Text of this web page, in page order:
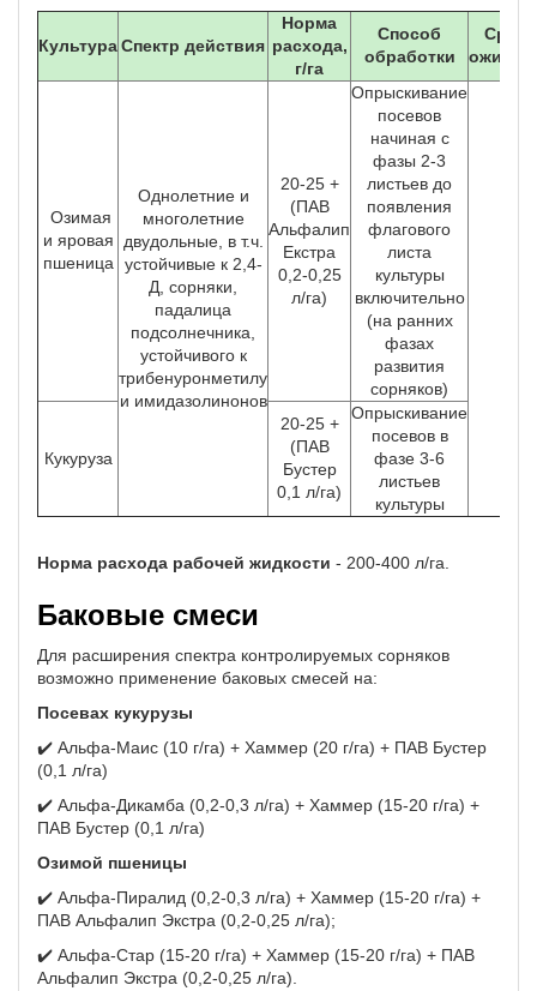
КультураСпектр действия
Норма
расхода,
г/га
Способ
обработки
Сроки
Озимая
и яровая
пшеница
Однолетние и
многолетние
двудольные, в т.ч.
устойчивые к 2,4-
Д, сорняки,
падалица
подсолнечника,
устойчивого к
трибенуронметилу
и имидазолинонов
20-25 +
(ПАВ
Альфалип
Екстра
0,2-0,25
л/га)
Опрыскивание
посевов
начиная с
фазы 2-3
листьев до
появления
флагового
листа
культуры
включительно
(на ранних
фазах
развития
сорняков)
Кукуруза
20-25 +
(ПАВ
Бустер
0,1 л/га)
Опрыскивание
посевов в
фазе 3-6
листьев
культуры
Норма расхода рабочей жидкости - 200-400 л/га.
Баковые смеси
Для расширения спектра контролируемых сорняков
возможно применение баковых смесей на:
Посевах кукурузы
✔️ Альфа-Маис (10 г/га) + Хаммер (20 г/га) + ПАВ Бустер
(0,1 л/га)
✔️ Альфа-Дикамба (0,2-0,3 л/га) + Хаммер (15-20 г/га) +
ПАВ Бустер (0,1 л/га)
Озимой пшеницы
✔️ Альфа-Пиралид (0,2-0,3 л/га) + Хаммер (15-20 г/га) +
ПАВ Альфалип Экстра (0,2-0,25 л/га);
✔️ Альфа-Стар (15-20 г/га) + Хаммер (15-20 г/га) + ПАВ
Альфалип Экстра (0,2-0,25 л/га).